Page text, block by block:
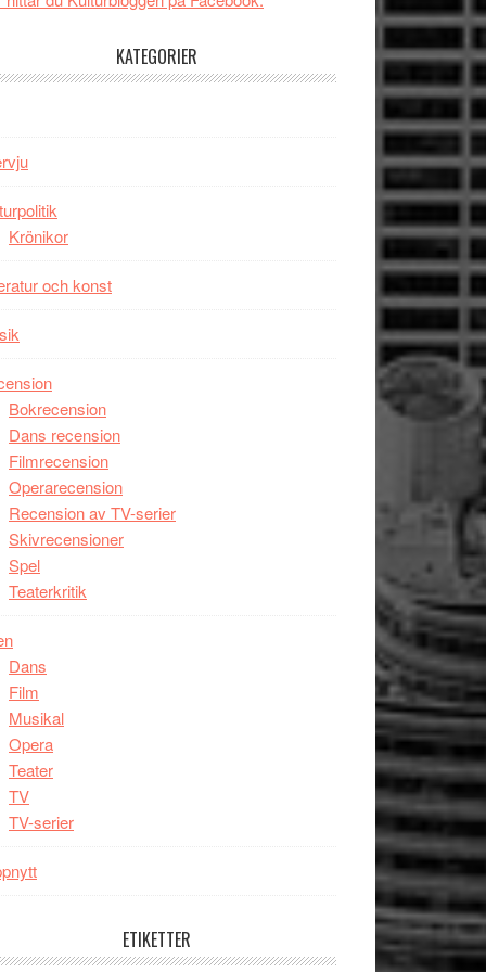
tv4
kan
KATEGORIER
Krönikor
och konst
Bokrecension
Dans recension
Filmrecension
Operarecension
Recension av TV-serier
Skivrecensioner
Spel
Teaterkritik
Dans
Film
Musikal
Opera
Teater
TV
TV-serier
ETIKETTER